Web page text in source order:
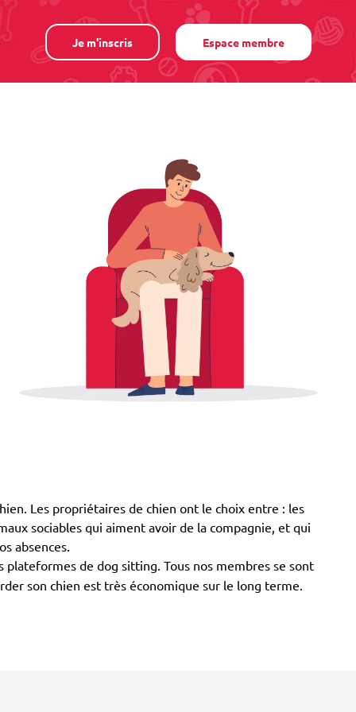
Je m'inscris Espace membre
Les propriétaires de chien ont le choix entre : les
sociables qui aiment avoir de la compagnie, et qui
absences.
de dog sitting. Tous nos membres se sont
son chien est très économique sur le long terme.